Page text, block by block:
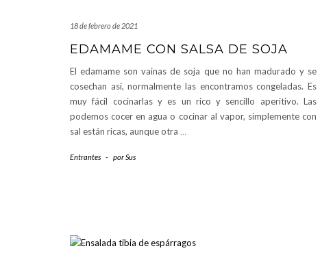
18 de febrero de 2021
EDAMAME CON SALSA DE SOJA
El edamame son vainas de soja que no han madurado y se
cosechan así, normalmente las encontramos congeladas. Es
muy fácil cocinarlas y es un rico y sencillo aperitivo. Las
podemos cocer en agua o cocinar al vapor, simplemente con
sal están ricas, aunque otra …
Entrantes - porSus